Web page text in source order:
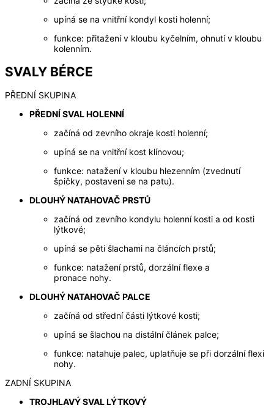
upíná se na vnitřní kondyl kosti holenní;
funkce: přitažení v kloubu kyčelním, ohnutí v kloubu
kolenním.
SVALY BÉRCE
PŘEDNÍ SKUPINA
PŘEDNÍ SVAL HOLENNÍ
začíná od zevního okraje kosti holenní;
upíná se na vnitřní kost klínovou;
funkce: natažení v kloubu hlezenním (zvednutí
špičky, postavení se na patu).
DLOUHÝ NATAHOVAČ PRSTŮ
začíná od zevního kondylu holenní kosti a od kosti
lýtkové;
upíná se pěti šlachami na článcích prstů;
funkce: natažení prstů, dorzální flexe a
pronace nohy.
DLOUHÝ NATAHOVAČ PALCE
začíná od střední části lýtkové kosti;
upíná se šlachou na distální článek palce;
funkce: natahuje palec, uplatňuje se při dorzální flexi
nohy.
ZADNÍ SKUPINA
TROJHLAVÝ SVAL LÝTKOVÝ